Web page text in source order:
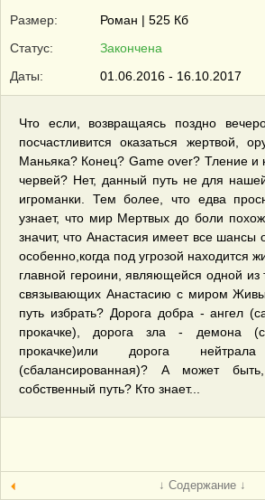
Размер:
Роман | 525 Кб
Статус:
Закончена
Даты:
01.06.2016 - 16.10.2017
Что если, возвращаясь поздно
посчастливится оказаться жертвой,
Маньяка? Конец? Game over? Тление и
червей? Нет, данный путь не для
игроманки. Тем более, что едва
узнает, что мир Мертвых до боли
значит, что Анастасия имеет все шансы
особенно,когда под угрозой находится
главной героини, являющейся одной из
связывающих Анастасию с миром
путь избрать? Дорога добра - ангел
прокачке), дорога зла - демона
прокачке)или дорога
(сбалансированная)? А может
собственный путь? Кто знает...
↓ Содержание ↓